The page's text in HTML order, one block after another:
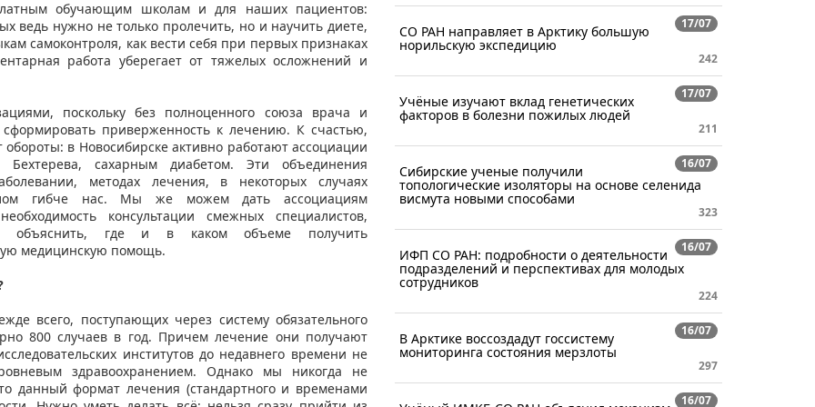
обучающим школам и для наших пациентов:
ведь нужно не только пролечить, но и научить диете,
самоконтроля, как вести себя при первых признаках
работа уберегает от тяжелых осложнений и
поскольку без полноценного союза врача и
приверженность к лечению. К счастью,
в Новосибирске активно работают ассоциации
сахарным диабетом. Эти объединения
методах лечения, в некоторых случаях
гибче нас. Мы же можем дать ассоциациям
консультации смежных специалистов,
объяснить, где и в каком объеме получить
медицинскую помощь.
всего, поступающих через систему обязательного
800 случаев в год. Причем лечение они получают
институтов до недавнего времени не
здравоохранением. Однако мы никогда не
данный формат лечения (стандартного и временами
17/07
СО РАН направляет в Арктику большую
норильскую экспедицию
242
17/07
Учёные изучают вклад генетических
факторов в болезни пожилых людей
211
16/07
Сибирские ученые получили
топологические изоляторы на основе селенида
висмута новыми способами
323
16/07
ИФП СО РАН: подробности о деятельности
подразделений и перспективах для молодых
сотрудников
224
16/07
В Арктике воссоздадут госсистему
мониторинга состояния мерзлоты
297
16/07